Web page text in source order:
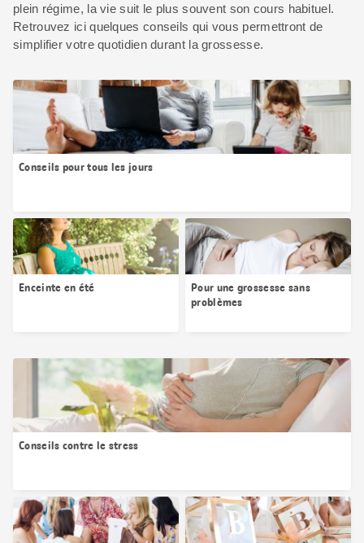
plein régime, la vie suit le plus souvent son cours habituel.
Retrouvez ici quelques conseils qui vous permettront de
simplifier votre quotidien durant la grossesse.
Conseils pour tous les jours
Enceinte en été
Pour une grossesse sans
problèmes
Conseils contre le stress